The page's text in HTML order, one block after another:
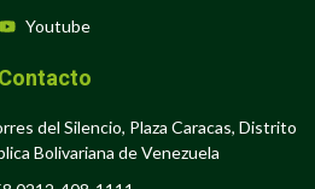
Youtube
Contacto
del Silencio, Plaza Caracas, Distrito
Bolivariana de Venezuela